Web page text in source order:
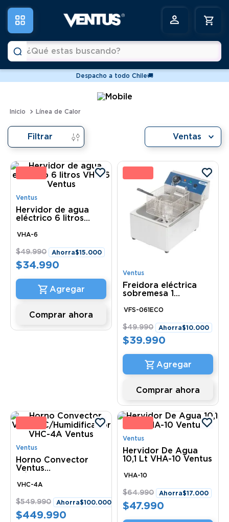
¿Qué estas buscando?
Términos más buscados
3.
conservadoras
pastelera
6
Despacho a todo Chile🚚
Línea de Calor
Ventas
Filtrar
%
Ventus
Hervidor de agua
eléctrico 6 litros
VHA-6
$49.990 Ahorra$15.000
$34.990
Comprar ahora
20
Ventus
Freidora eléctrica
sobremesa 1
061ECO Ventus
VFS-061ECO
$49.990 Ahorra$10.000
$39.990
Comprar ahora
%
Ventus
Horno Convector
Ventus
VHC-4A Ventus
VHC-4A
$549.990 Ahorra$100.000
$449.990
26
Ventus
Hervidor De Agua
10,1 Lt VHA-10 Ventus
VHA-10
$64.990 Ahorra$17.000
$47.990